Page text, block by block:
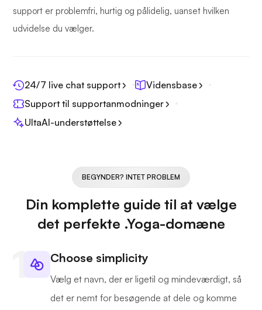
support er problemfri, hurtig og pålidelig, uanset hvilken
udvidelse du vælger.
24/7 live chat support
Vidensbase
Support til supportanmodninger
UltaAI-understøttelse
BEGYNDER? INTET PROBLEM
Din komplette guide til at vælge
det perfekte .Yoga-domæne
Choose simplicity
Vælg et navn, der er ligetil og mindeværdigt, så
det er nemt for besøgende at dele og komme